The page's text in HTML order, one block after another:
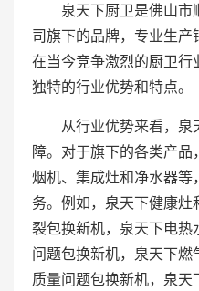
泉天下厨卫是佛山
司旗下的品牌，专业生产
在当今竞争激烈的厨卫行
独特的行业优势和特点。
从行业优势来看，
障。对于旗下的各类产
烟机、集成灶和净水器等
务。例如，泉天下健康
裂包换新机，泉天下电
问题包换新机，泉天下
质量问题包换新机，泉